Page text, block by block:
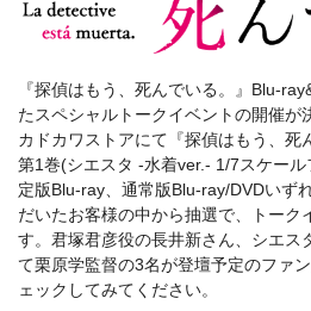
『探偵はもう、死んでいる。』Blu-
たスペシャルトークイベントの開催が
カドカワストアにて『探偵はもう、死
第1巻(シエスタ -水着ver.- 1/7スケー
定版Blu-ray、通常版Blu-ray/DVDいず
だいたお客様の中から抽選で、トーク
す。君塚君彦役の長井新さん、シエス
て栗原学監督の3名が登壇予定のファ
ェックしてみてください。